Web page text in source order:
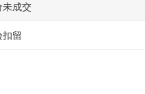
未成交
扣留